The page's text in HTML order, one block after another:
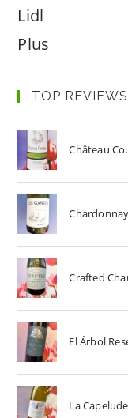
Lidl
Plus
TOP REVIEWS
Château
Crafted
El Árbol
La